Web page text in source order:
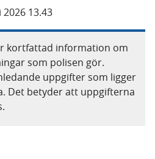
13.43
kortfattad information om
som polisen gör.
uppgifter som ligger
Det betyder att uppgifterna